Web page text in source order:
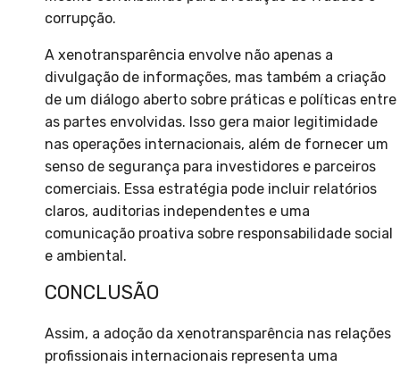
corrupção.
A xenotransparência envolve não apenas a
divulgação de informações, mas também a criação
de um diálogo aberto sobre práticas e políticas entre
as partes envolvidas. Isso gera maior legitimidade
nas operações internacionais, além de fornecer um
senso de segurança para investidores e parceiros
comerciais. Essa estratégia pode incluir relatórios
claros, auditorias independentes e uma
comunicação proativa sobre responsabilidade social
e ambiental.
CONCLUSÃO
Assim, a adoção da xenotransparência nas relações
profissionais internacionais representa uma